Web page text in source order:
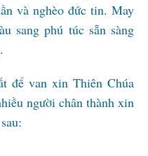
và nghèo đức tin. May
sang phú túc sẵn sàng
để van xin Thiên Chúa
người chân thành xin